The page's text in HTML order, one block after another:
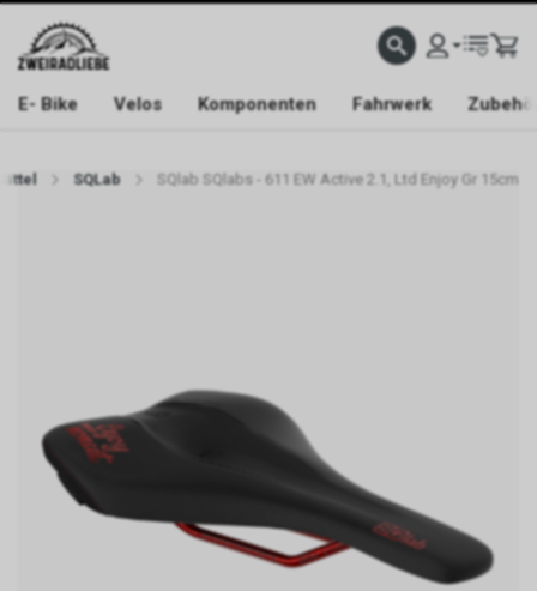
E- Bike Velos Komponenten Fahrwerk
SQLab SQlab SQlabs - 611 EW Active 2.1, Ltd Enjoy Gr 15cm